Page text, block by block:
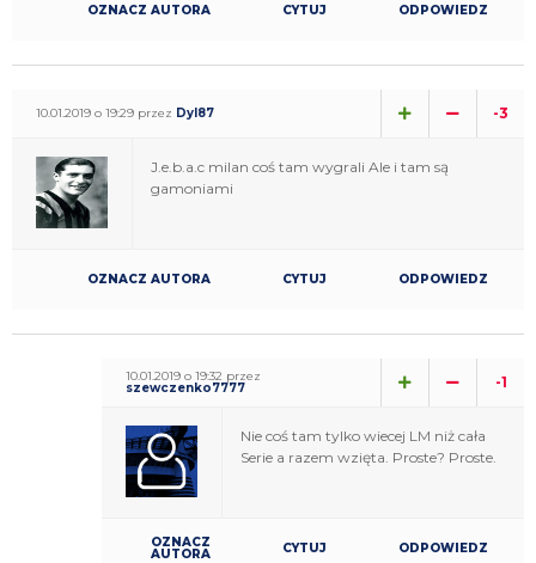
OZNACZ AUTORA CYTUJ ODPOWIEDZ
10.01.2019 o 19:29 przez Dyl87 -3
J.e.b.a.c milan coś tam wygrali Ale i tam są
gamoniami
OZNACZ AUTORA CYTUJ ODPOWIEDZ
10.01.2019 o 19:32 przez
szewczenko7777 -1
Nie coś tam tylko wiecej LM niż cała
Serie a razem wzięta. Proste? Proste.
OZNACZ
AUTORA CYTUJ ODPOWIEDZ